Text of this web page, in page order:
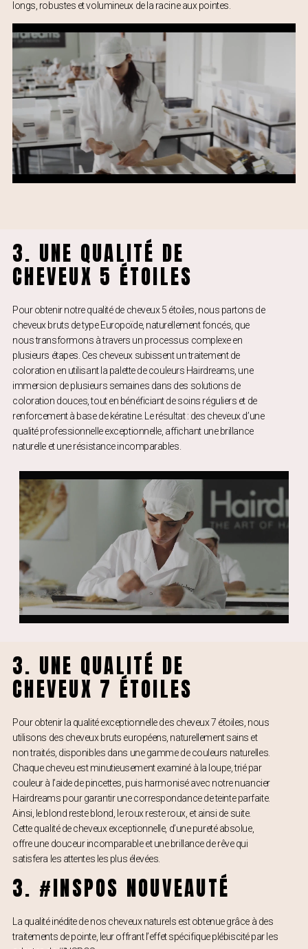
longs, robustes et volumineux de la racine aux pointes.
3. UNE QUALITÉ DE
CHEVEUX 5 ÉTOILES
Pour obtenir notre qualité de cheveux 5 étoiles, nous partons de
cheveux bruts de type Europoïde, naturellement foncés, que
nous transformons à travers un processus complexe en
plusieurs étapes. Ces cheveux subissent un traitement de
coloration en utilisant la palette de couleurs Hairdreams, une
immersion de plusieurs semaines dans des solutions de
coloration douces, tout en bénéficiant de soins réguliers et de
renforcement à base de kératine. Le résultat : des cheveux d’une
qualité professionnelle exceptionnelle, affichant une brillance
naturelle et une résistance incomparables.
3. UNE QUALITÉ DE
CHEVEUX 7 ÉTOILES
Pour obtenir la qualité exceptionnelle des cheveux 7 étoiles, nous
utilisons des cheveux bruts européens, naturellement sains et
non traités, disponibles dans une gamme de couleurs naturelles.
Chaque cheveu est minutieusement examiné à la loupe, trié par
couleur à l’aide de pincettes, puis harmonisé avec notre nuancier
Hairdreams pour garantir une correspondance de teinte parfaite.
Ainsi, le blond reste blond, le roux reste roux, et ainsi de suite.
Cette qualité de cheveux exceptionnelle, d’une pureté absolue,
offre une douceur incomparable et une brillance de rêve qui
satisfera les attentes les plus élevées.
3. #INSPOS NOUVEAUTÉ
La qualité inédite de nos cheveux naturels est obtenue grâce à des
traitements de pointe, leur offrant l’effet spécifique plébiscité par les